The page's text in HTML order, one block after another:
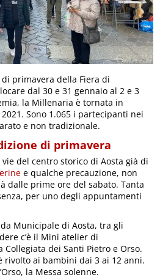
primavera della Fiera di
dal 30 e 31 gennaio al 2 e 3
la Millenaria è tornata in
Sono 1.065 i partecipanti nei
e non tradizionale.
di primavera
del centro storico di Aosta già di
e qualche precauzione, non
dalle prime ore del sabato. Tanta
per uno degli appuntamenti
Municipale di Aosta, tra gli
c’è il Mini atelier di
dei Santi Pietro e Orso.
rivolto ai bambini dai 3 ai 12 anni.
la Messa solenne.